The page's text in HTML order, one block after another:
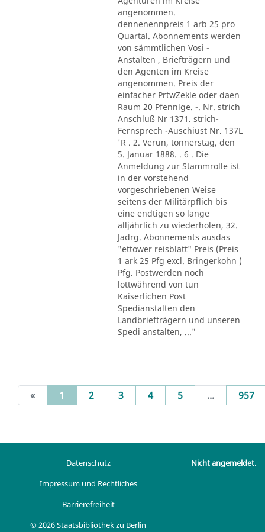
angenommen.
dennenennpreis 1 arb 25 pro
Quartal. Abonnements werden
von sämmtlichen Vosi -
Anstalten , Briefträgern und
den Agenten im Kreise
angenommen. Preis der
einfacher PrtwZekle oder daen
Raum 20 Pfennlge. -. Nr. strich
Anschluß Nr 1371. strich-
Fernsprech -Auschiust Nr. 137L
'R . 2. Verun, tonnerstag, den
5. Januar 1888. . 6 . Die
Anmeldung zur Stammrolle ist
in der vorstehend
vorgeschriebenen Weise
seitens der Militärpflich bis
eine endtigen so lange
alljährlich zu wiederholen, 32.
Jadrg. Abonnements ausdas
"ettower reisblatt" Preis (Preis
1 ark 25 Pfg excl. Bringerkohn )
Pfg. Postwerden noch
lottwährend von tun
Kaiserlichen Post
Spedianstalten den
Landbriefträgern und unseren
Spedi anstalten, ..."
« 1 (current)
2 3 4 5 ... 957
Datenschutz
Impressum und Rechtliches
Barrierefreiheit
© 2026 Staatsbibliothek zu Berlin
Nicht angemeldet.